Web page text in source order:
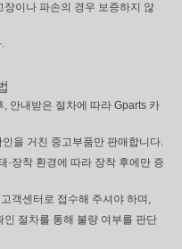
이나 파손의 경우 보증하지 않
안내받은 절차에 따라 Gparts 카
을 거친 중고부품만 판매합니다.
·장착 환경에 따라 장착 후에만 증
객센터로 접수해 주셔야 하며,
절차를 통해 불량 여부를 판단